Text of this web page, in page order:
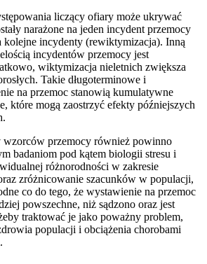
liczący ofiary może ukrywać
narażone na jeden incydent przemocy
kolejne incydenty (rewiktymizacja). Inną
incydentów przemocy jest
wiktymizacja nieletnich zwiększa
Takie długoterminowe i
na przemoc stanowią kumulatywne
które mogą zaostrzyć efekty późniejszych
przemocy również powinno
badaniom pod kątem biologii stresu i
różnorodności w zakresie
zróżnicowanie szacunków w populacji,
co do tego, że wystawienie na przemoc
powszechne, niż sądzono oraz jest
traktować je jako poważny problem,
populacji i obciążenia chorobami